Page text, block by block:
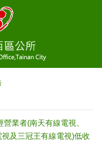
業者(南天有線電視、
及三冠王有線電視)低收